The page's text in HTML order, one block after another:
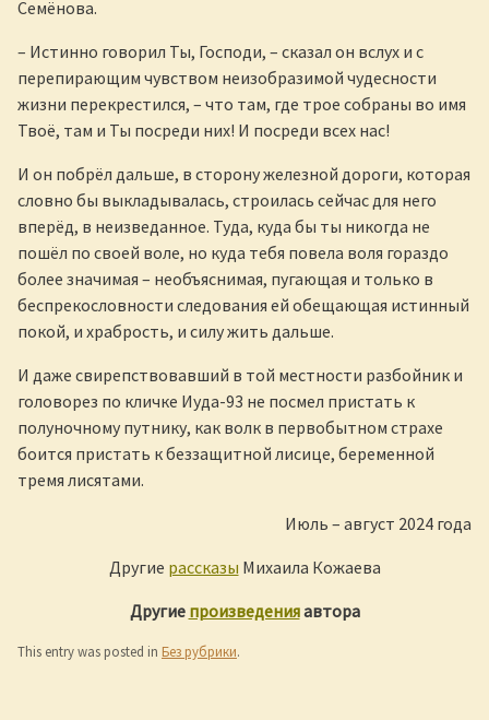
Семёнова.
– Истинно говорил Ты, Господи, – сказал он вслух и с
перепирающим чувством неизобразимой чудесности
жизни перекрестился, – что там, где трое собраны во имя
Твоё, там и Ты посреди них! И посреди всех нас!
И он побрёл дальше, в сторону железной дороги, которая
словно бы выкладывалась, строилась сейчас для него
вперёд, в неизведанное. Туда, куда бы ты никогда не
пошёл по своей воле, но куда тебя повела воля гораздо
более значимая – необъяснимая, пугающая и только в
беспрекословности следования ей обещающая истинный
покой, и храбрость, и силу жить дальше.
И даже свирепствовавший в той местности разбойник и
головорез по кличке Иуда-93 не посмел пристать к
полуночному путнику, как волк в первобытном страхе
боится пристать к беззащитной лисице, беременной
тремя лисятами.
Июль – август 2024 года
Другие рассказы Михаила Кожаева
Другие произведенияавтора
This entry was posted in Без рубрики.